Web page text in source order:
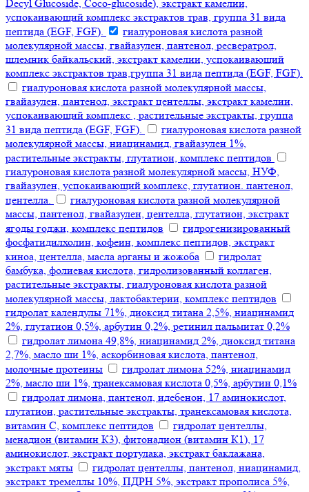
Decyl Glucoside, Coco-glucoside), экстракт камелии,
успокаивающий комплекс экстрактов трав, группа 31 вида
пептида (EGF, FGF).
гиалуроновая кислота разной
молекулярной массы, гвайазулен, пантенол, ресвератрол,
шлемник байкальский, экстракт камелии, успокаивающий
комплекс экстрактов трав,группа 31 вида пептида (EGF, FGF).
гиалуроновая кислота разной молекулярной массы,
гвайазулен, пантенол, экстракт центеллы, экстракт камелии,
успокаивающий комплекс , растительные экстракты, группа
31 вида пептида (EGF, FGF).
гиалуроновая кислота разной
молекулярной массы, ниацинамид, гвайазулен 1%,
растительные экстракты, глутатион, комплекс пептидов
гиалуроновая кислота разной молекулярной массы, НУФ,
гвайазулен, успокаивающий комплекс, глутатион. пантенол,
центелла.
гиалуроновая кислота разной молекулярной
массы, пантенол, гвайазулен, центелла, глутатион, экстракт
ягоды годжи, комплекс пептидов
гидрогенизированный
фосфатидилхолин, кофеин, комплекс пептидов, экстракт
киноа, центелла, масла арганы и жожоба
гидролат
бамбука, фолиевая кислота, гидролизованный коллаген,
растительные экстракты, гиалуроновая кислота разной
молекулярной массы, лактобактерии, комплекс пептидов
гидролат календулы 71%, диоксид титана 2,5%, ниацинамид
2%, глутатион 0,5%, арбутин 0,2%, ретинил пальмитат 0,2%
гидролат лимона 49,8%, ниацинамид 2%, диоксид титана
2,7%, масло ши 1%, аскорбиновая кислота, пантенол,
молочные протеины
гидролат лимона 52%, ниацинамид
2%, масло ши 1%, транексамовая кислота 0,5%, арбутин 0,1%
гидролат лимона, пантенол, идебенон, 17 аминокислот,
глутатион, растительные экстракты, транексамовая кислота,
витамин С, комплекс пептидов
гидролат центеллы,
менадион (витамин К3), фитонадион (витамин К1), 17
аминокислот, экстракт портулака, экстракт баклажана,
экстракт мяты
гидролат центеллы, пантенол, ниацинамид,
экстракт тремеллы 10%, ПДРН 5%, экстракт прополиса 5%,